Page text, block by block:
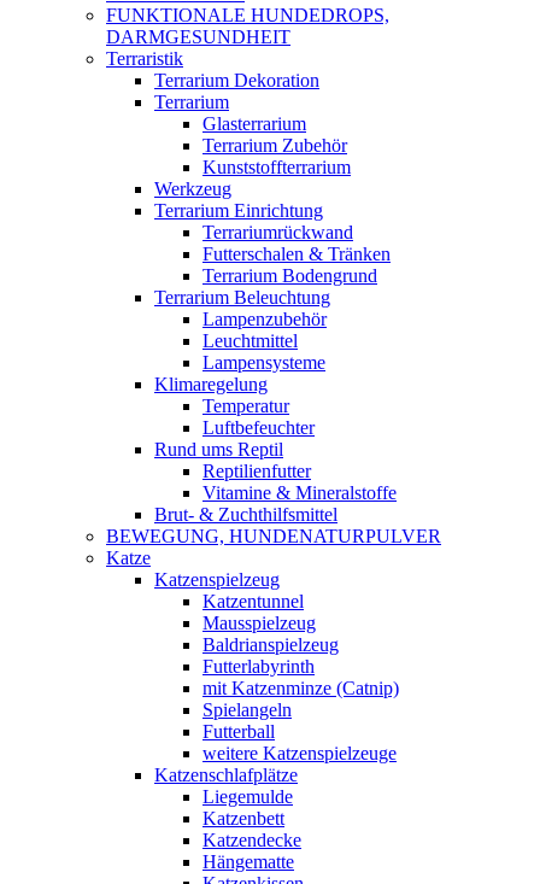
FUNKTIONALE HUNDEDROPS,
DARMGESUNDHEIT
Terraristik
Terrarium Dekoration
Terrarium
Glasterrarium
Terrarium Zubehör
Kunststoffterrarium
Werkzeug
Terrarium Einrichtung
Terrariumrückwand
Futterschalen & Tränken
Terrarium Bodengrund
Terrarium Beleuchtung
Lampenzubehör
Leuchtmittel
Lampensysteme
Klimaregelung
Temperatur
Luftbefeuchter
Rund ums Reptil
Reptilienfutter
Vitamine & Mineralstoffe
Brut- & Zuchthilfsmittel
BEWEGUNG, HUNDENATURPULVER
Katze
Katzenspielzeug
Katzentunnel
Mausspielzeug
Baldrianspielzeug
Futterlabyrinth
mit Katzenminze (Catnip)
Spielangeln
Futterball
weitere Katzenspielzeuge
Katzenschlafplätze
Liegemulde
Katzenbett
Katzendecke
Hängematte